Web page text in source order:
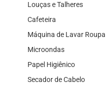
Louças e Talheres
Cafeteira
Máquina de Lavar Roupa
Microondas
Papel Higiênico
Secador de Cabelo